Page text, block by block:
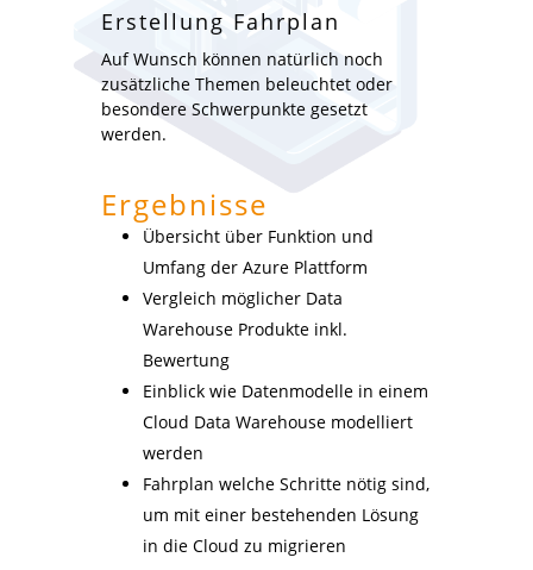
Erstellung Fahrplan
Auf Wunsch können natürlich noch
zusätzliche Themen beleuchtet oder
besondere Schwerpunkte gesetzt
werden.
Ergebnisse
Übersicht über Funktion und
Umfang der Azure Plattform
Vergleich möglicher Data
Warehouse Produkte inkl.
Bewertung
Einblick wie Datenmodelle in einem
Cloud Data Warehouse modelliert
werden
Fahrplan welche Schritte nötig sind,
um mit einer bestehenden Lösung
in die Cloud zu migrieren